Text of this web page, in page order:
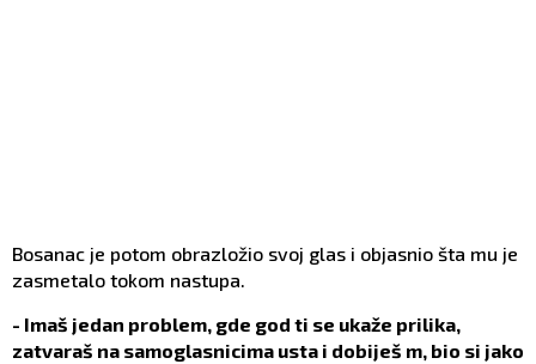
Bosanac je potom obrazložio svoj glas i objasnio šta mu je
zasmetalo tokom nastupa.
- Imaš jedan problem, gde god ti se ukaže prilika,
zatvaraš na samoglasnicima usta i dobiješ m, bio si jako